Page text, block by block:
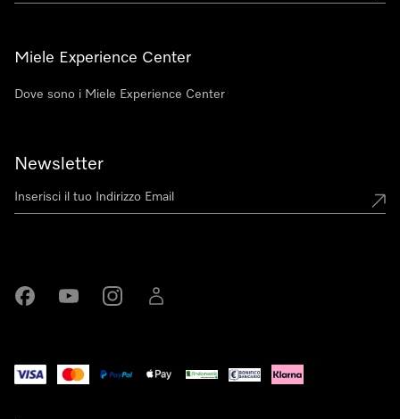
Miele Experience Center
Dove sono i Miele Experience Center
Newsletter